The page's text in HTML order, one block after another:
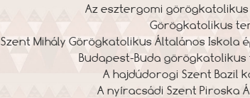
Az esztergomi
Görögkatolikus
Szent Mihály Görögkatolikus Általános
Budapest-Buda
A hajdúdorogi Szent Bazil
A nyíracsádi Szent Piroska